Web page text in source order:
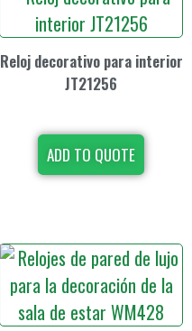
Reloj decorativo para interior
JT21256
ADD TO QUOTE